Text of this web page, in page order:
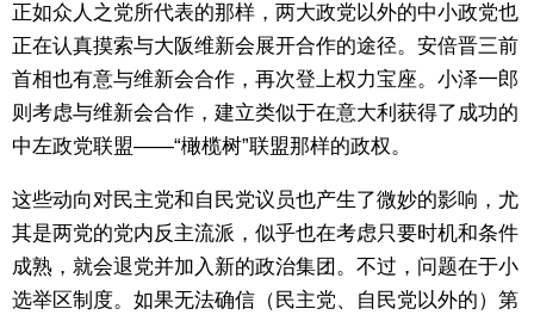
正如众人之党所代表的那样，两大政党以外的中小政党也
正在认真摸索与大阪维新会展开合作的途径。安倍晋三前
首相也有意与维新会合作，再次登上权力宝座。小泽一郎
则考虑与维新会合作，建立类似于在意大利获得了成功的
中左政党联盟——“橄榄树”联盟那样的政权。
这些动向对民主党和自民党议员也产生了微妙的影响，尤
其是两党的党内反主流派，似乎也在考虑只要时机和条件
成熟，就会退党并加入新的政治集团。不过，问题在于小
选举区制度。如果无法确信（民主党、自民党以外的）第